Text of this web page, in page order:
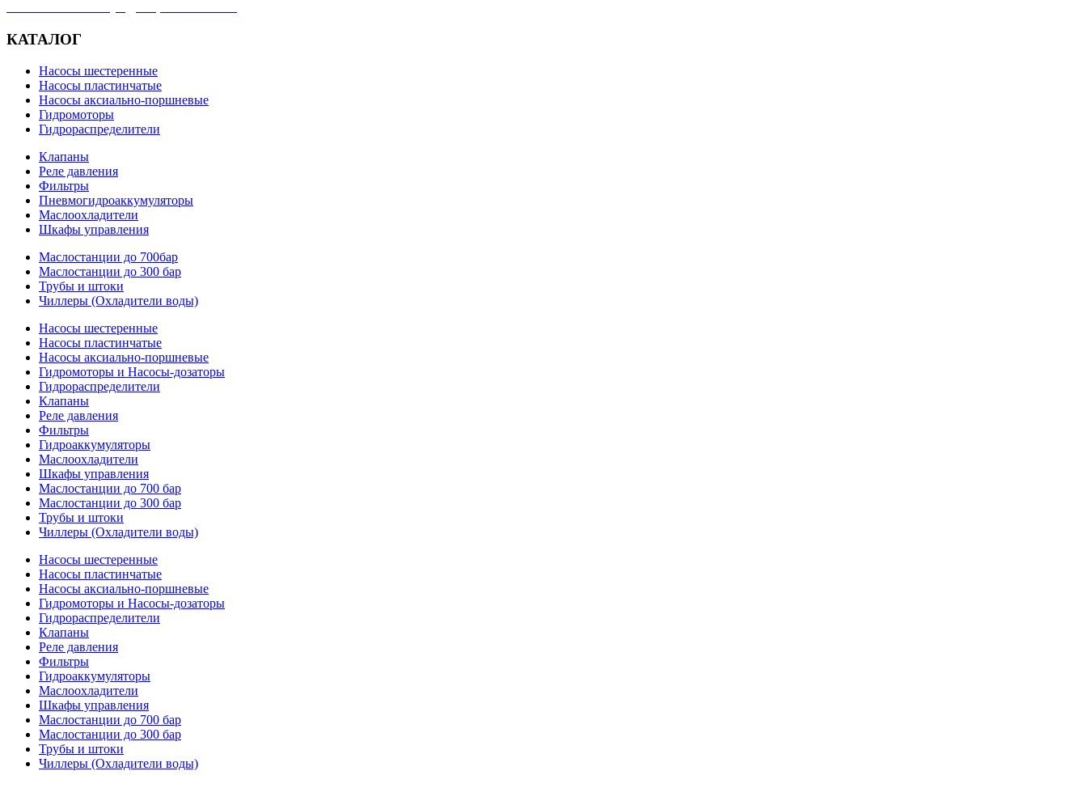
КАТАЛОГ
Насосы шестеренные
Насосы пластинчатые
Насосы аксиально-поршневые
Гидромоторы
Гидрораспределители
Клапаны
Реле давления
Фильтры
Пневмогидроаккумуляторы
Маслоохладители
Шкафы управления
Маслостанции до 700бар
Маслостанции до 300 бар
Трубы и штоки
Чиллеры (Охладители воды)
Насосы шестеренные
Насосы пластинчатые
Насосы аксиально-поршневые
Гидромоторы и Насосы-дозаторы
Гидрораспределители
Клапаны
Реле давления
Фильтры
Гидроаккумуляторы
Маслоохладители
Шкафы управления
Маслостанции до 700 бар
Маслостанции до 300 бар
Трубы и штоки
Чиллеры (Охладители воды)
Насосы шестеренные
Насосы пластинчатые
Насосы аксиально-поршневые
Гидромоторы и Насосы-дозаторы
Гидрораспределители
Клапаны
Реле давления
Фильтры
Гидроаккумуляторы
Маслоохладители
Шкафы управления
Маслостанции до 700 бар
Маслостанции до 300 бар
Трубы и штоки
Чиллеры (Охладители воды)